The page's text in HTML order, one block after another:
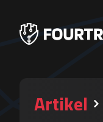
Artikel